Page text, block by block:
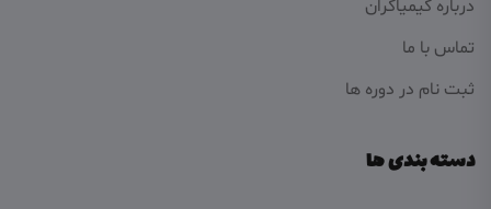
درباره کیمیاگران
تماس با ما
ثبت نام در دوره ها
دسته بندی ها